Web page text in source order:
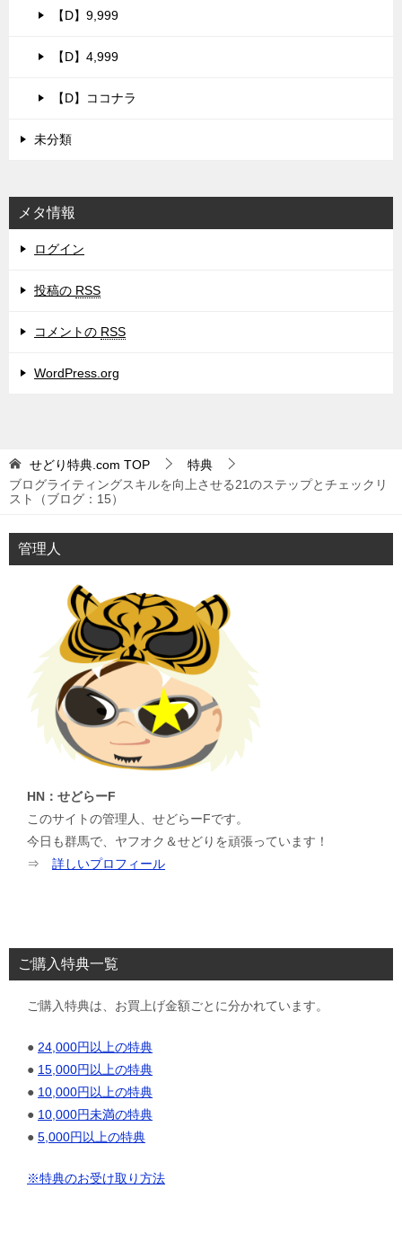
【D】9,999
【D】4,999
【D】ココナラ
未分類
メタ情報
ログイン
投稿の RSS
コメントの RSS
WordPress.org
せどり特典.com TOP
特典
ブログライティングスキルを向上させる21のステップとチェックリ
スト（ブログ：15）
管理人
HN：せどらーF
このサイトの管理人、せどらーFです。
今日も群馬で、ヤフオク＆せどりを頑張っています！
⇒ 詳しいプロフィール
ご購入特典一覧
ご購入特典は、お買上げ金額ごとに分かれています。
● 24,000円以上の特典
● 15,000円以上の特典
● 10,000円以上の特典
● 10,000円未満の特典
● 5,000円以上の特典
※特典のお受け取り方法